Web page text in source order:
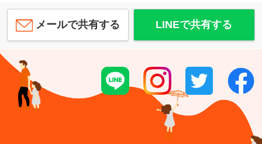
メールで共有する LINEで共有する